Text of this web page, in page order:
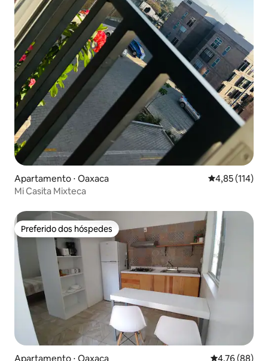
Apartamento ⋅ Oaxaca 4,85 de uma
4,85 (114)
Mi Casita Mixteca
Preferido dos hóspedes
Preferido dos hóspedes
Apartamento ⋅ Oaxaca 4,76 de uma
4,76 (88)